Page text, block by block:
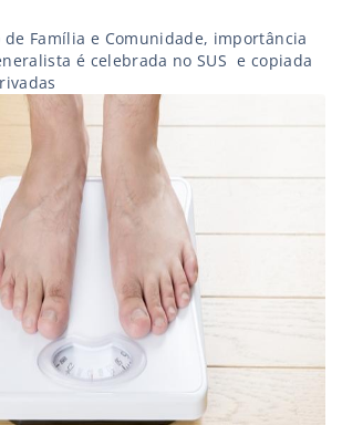
de Família e Comunidade, importância
é celebrada no SUS  e copiada